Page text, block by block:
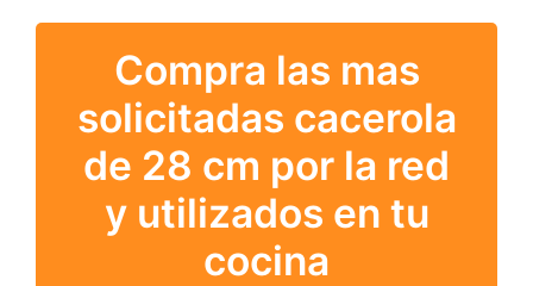
Compra las mas
solicitadas cacerola
de 28 cm por la red
y utilizados en tu
cocina